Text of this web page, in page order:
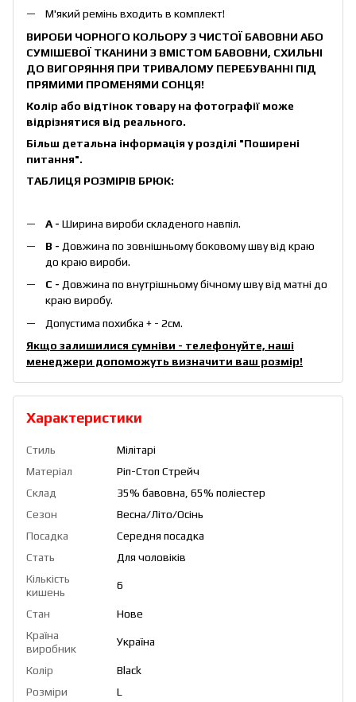
М'який ремінь входить в комплект!
ВИРОБИ ЧОРНОГО КОЛЬОРУ З ЧИСТОЇ БАВОВНИ АБО
СУМІШЕВОЇ ТКАНИНИ З ВМІСТОМ БАВОВНИ, СХИЛЬНІ
ДО ВИГОРЯННЯ ПРИ ТРИВАЛОМУ ПЕРЕБУВАННІ ПІД
ПРЯМИМИ ПРОМЕНЯМИ СОНЦЯ!
Колір або відтінок товару на фотографії може
відрізнятися від реального.
Більш детальна інформація у розділі "Поширені
питання".
ТАБЛИЦЯ РОЗМІРІВ БРЮК:
А - Ширина вироби складеного навпіл.
B - Довжина по зовнішньому боковому шву від краю
до краю вироби.
С - Довжина по внутрішньому бічному шву від матні до
краю виробу.
Допустима похибка + - 2см.
Якщо залишилися сумніви - телефонуйте, наші
менеджери допоможуть визначити ваш розмір!
Характеристики
Стиль
Мілітарі
Матеріал
Ріп-Стоп Стрейч
Склад
35% бавовна, 65% поліестер
Сезон
Весна/Літо/Осінь
Посадка
Середня посадка
Стать
Для чоловіків
Кількість
кишень
6
Стан
Нове
Країна
виробник
Україна
Колір
Black
Розміри
L